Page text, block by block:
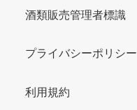
酒類販売管理者標識
プライバシーポリシー
利用規約